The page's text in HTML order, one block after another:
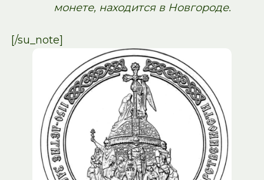
монете, находится в Новгороде.
[/su_note]